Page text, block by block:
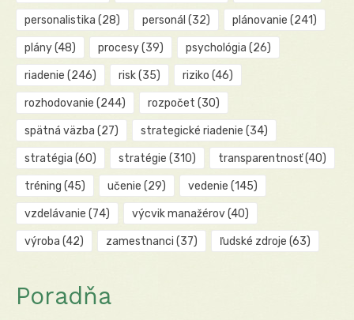
personalistika (28) personál (32) plánovanie (241)
plány(48) procesy(39) psychológia (26)
riadenie (246) risk(35) riziko (46)
rozhodovanie (244) rozpočet (30)
spätná väzba (27) strategické riadenie (34)
stratégia (60) stratégie (310) transparentnosť(40)
tréning (45) učenie (29) vedenie (145)
vzdelávanie (74) výcvik manažérov(40)
výroba (42) zamestnanci (37) ľudské zdroje (63)
Poradňa